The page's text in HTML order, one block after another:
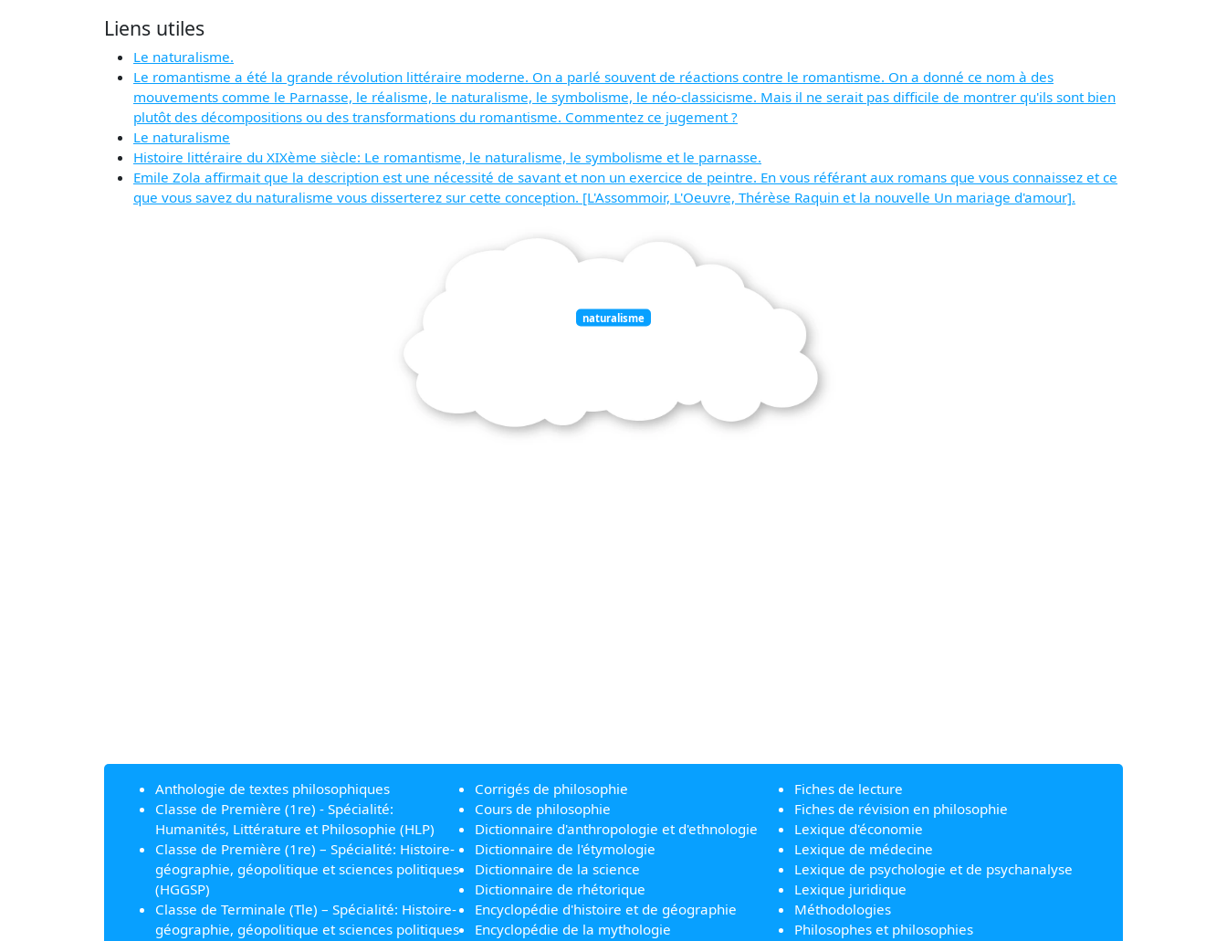
Liens utiles
Le naturalisme.
Le romantisme a été la grande révolution littéraire moderne. On a parlé souvent de réactions contre le romantisme. On a donné ce nom à des
mouvements comme le Parnasse, le réalisme, le naturalisme, le symbolisme, le néo-classicisme. Mais il ne serait pas difficile de montrer qu'ils sont bien
plutôt des décompositions ou des transformations du romantisme. Commentez ce jugement ?
Le naturalisme
Histoire littéraire du XIXème siècle: Le romantisme, le naturalisme, le symbolisme et le parnasse.
Emile Zola affirmait que la description est une nécessité de savant et non un exercice de peintre. En vous référant aux romans que vous connaissez et ce
que vous savez du naturalisme vous disserterez sur cette conception. [L'Assommoir, L'Oeuvre, Thérèse Raquin et la nouvelle Un mariage d'amour].
naturalisme
Anthologie de textes philosophiques
Classe de Première (1re) - Spécialité:
Humanités, Littérature et Philosophie (HLP)
Classe de Première (1re) – Spécialité: Histoire-
géographie, géopolitique et sciences politiques
(HGGSP)
Classe de Terminale (Tle) – Spécialité: Histoire-
géographie, géopolitique et sciences politiques
Corrigés de philosophie
Cours de philosophie
Dictionnaire d'anthropologie et d'ethnologie
Dictionnaire de l'étymologie
Dictionnaire de la science
Dictionnaire de rhétorique
Encyclopédie d'histoire et de géographie
Encyclopédie de la mythologie
Fiches de lecture
Fiches de révision en philosophie
Lexique d'économie
Lexique de médecine
Lexique de psychologie et de psychanalyse
Lexique juridique
Méthodologies
Philosophes et philosophies